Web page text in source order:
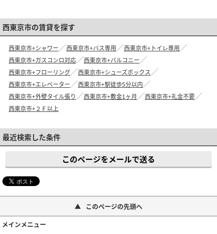
西東京市の賃貸を探す
西東京市+シャワー 西東京市+バス専用
西東京市+トイレ専用
西東京市+ガスコンロ対応
西東京市+バルコニー
西東京市+フローリング
西東京市+シューズボックス
西東京市+エレベーター
西東京市+駅徒歩5分以内
西東京市+外壁タイル張り
西東京市+敷金1ヶ月
西東京市+礼金不要
西東京市+２Ｆ以上
最近検索した条件
このページをメールで送る
このページの先頭へ
メインメニュー